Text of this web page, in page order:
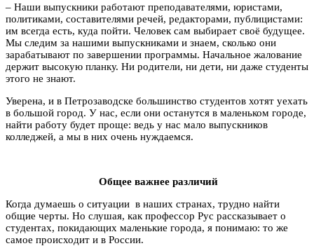
– Наши выпускники работают преподавателями, юристами,
политиками, составителями речей, редакторами, публицистами:
им всегда есть, куда пойти. Человек сам выбирает своё будущее.
Мы следим за нашими выпускниками и знаем, сколько они
зарабатывают по завершении программы. Начальное жалование
держит высокую планку. Ни родители, ни дети, ни даже студенты
этого не знают.
Уверена, и в Петрозаводске большинство студентов хотят уехать
в большой город. У нас, если они останутся в маленьком городе,
найти работу будет проще: ведь у нас мало выпускников
колледжей, а мы в них очень нуждаемся.
Общее важнее различий
Когда думаешь о ситуации в наших странах, трудно найти
общие черты. Но слушая, как профессор Рус рассказывает о
студентах, покидающих маленькие города, я понимаю: то же
самое происходит и в России.